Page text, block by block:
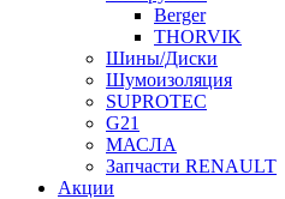
Berger
THORVIK
Шины/Диски
Шумоизоляция
SUPROTEC
G21
МАСЛА
Запчасти RENAULT
Акции